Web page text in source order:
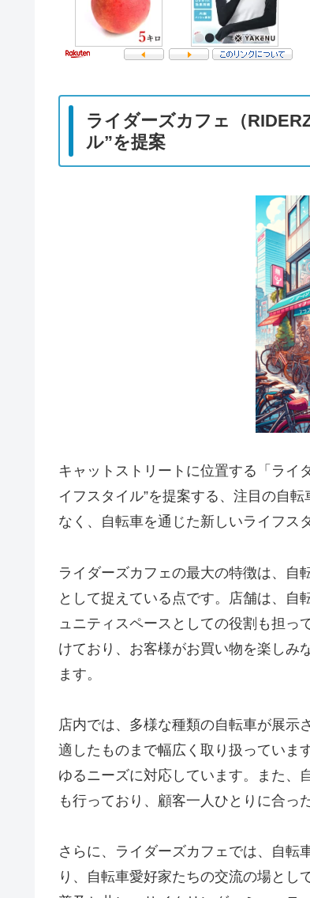
ライダーズカフェ（
ル”を提案
キャットストリートに位置する「ライ
イフスタイル”を提案する、注目の自
なく、自転車を通じた新しいライフス
ライダーズカフェの最大の特徴は、自
として捉えている点です。店舗は、自
ュニティスペースとしての役割も担っ
けており、お客様がお買い物を楽しみ
ます。
店内では、多様な種類の自転車が展示
適したものまで幅広く取り扱っていま
ゆるニーズに対応しています。また、
も行っており、顧客一人ひとりに合っ
さらに、ライダーズカフェでは、自転
り、自転車愛好家たちの交流の場と